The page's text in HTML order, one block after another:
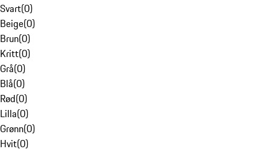
Svart(0)
Beige(0)
Brun(0)
Kritt(0)
Grå(0)
Blå(0)
Rød(0)
Lilla(0)
Grønn(0)
Hvit(0)